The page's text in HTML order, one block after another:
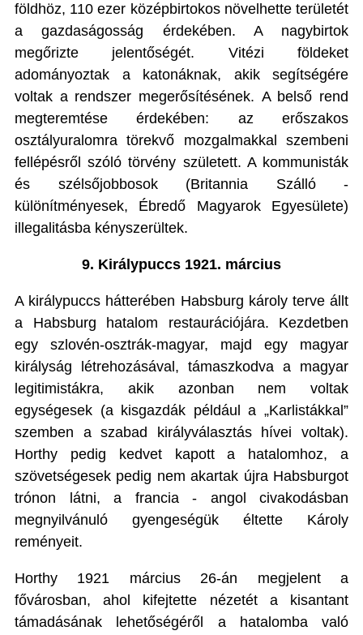
földhöz, 110 ezer középbirtokos növelhette területét
a gazdaságosság érdekében. A nagybirtok
megőrizte jelentőségét. Vitézi földeket
adományoztak a katonáknak, akik segítségére
voltak a rendszer megerősítésének. A belső rend
megteremtése érdekében: az erőszakos
osztályuralomra törekvő mozgalmakkal szembeni
fellépésről szóló törvény született. A kommunisták
és szélsőjobbosok (Britannia Szálló -
különítményesek, Ébredő Magyarok Egyesülete)
illegalitásba kényszerültek.
9. Királypuccs 1921. március
A királypuccs hátterében Habsburg károly terve állt
a Habsburg hatalom restaurációjára. Kezdetben
egy szlovén-osztrák-magyar, majd egy magyar
királyság létrehozásával, támaszkodva a magyar
legitimistákra, akik azonban nem voltak
egységesek (a kisgazdák például a „Karlistákkal”
szemben a szabad királyválasztás hívei voltak).
Horthy pedig kedvet kapott a hatalomhoz, a
szövetségesek pedig nem akartak újra Habsburgot
trónon látni, a francia - angol civakodásban
megnyilvánuló gyengeségük éltette Károly
reményeit.
Horthy 1921 március 26-án megjelent a
fővárosban, ahol kifejtette nézetét a kisantant
támadásának lehetőségéről a hatalomba való